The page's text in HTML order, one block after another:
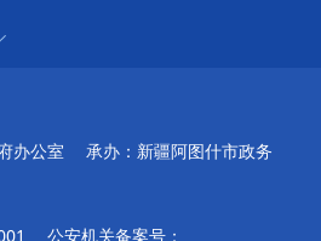
办公室
承办：新疆阿图什市政务
公安机关备案号：